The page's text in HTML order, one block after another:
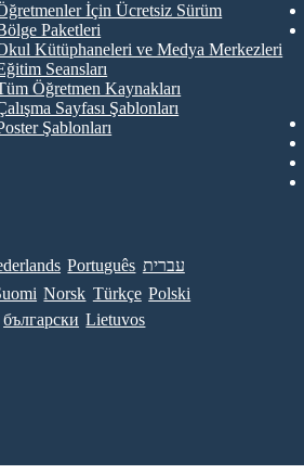
İçin Ücretsiz Sürüm
Paketleri
Kütüphaneleri ve Medya Merkezleri
Seansları
Öğretmen Kaynakları
Sayfası Şablonları
Şablonları
Português עברית
Norsk Türkçe Polski
български Lietuvos